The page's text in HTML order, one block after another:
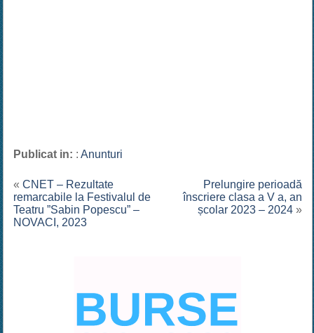
Publicat in: : Anunturi
« CNET – Rezultate
remarcabile la Festivalul de
Teatru ”Sabin Popescu” –
NOVACI, 2023
Prelungire perioadă
înscriere clasa a V a, an
școlar 2023 – 2024 »